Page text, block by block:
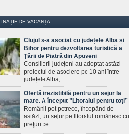
DE VACANȚĂ
Clujul s-a asociat cu județele Alba și
Bihor pentru dezvoltarea turistică a
Țării de Piatră din Apuseni
Consilierii județeni au adoptat astăzi
proiectul de asociere pe 10 ani între
județele Alba,
Ofertă irezistibilă pentru un sejur la
mare. A început ”Litoralul pentru toți”
Românii pot petrece, începând de
astăzi, un sejur pe litoralul românesc cu
preţuri ce